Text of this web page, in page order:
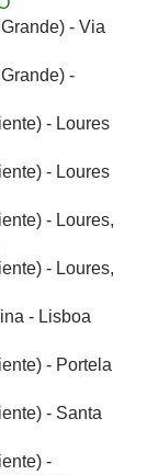
- Via
-
- Loures
- Loures
- Loures,
- Loures,
- Lisboa
- Portela
- Santa
-